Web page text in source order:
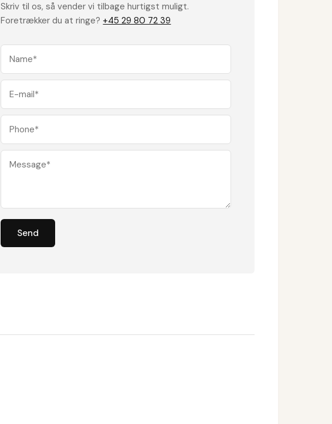
Skriv til os, så vender vi tilbage hurtigst muligt.
Foretrækker du at ringe?+45 29 80 72 39
Send